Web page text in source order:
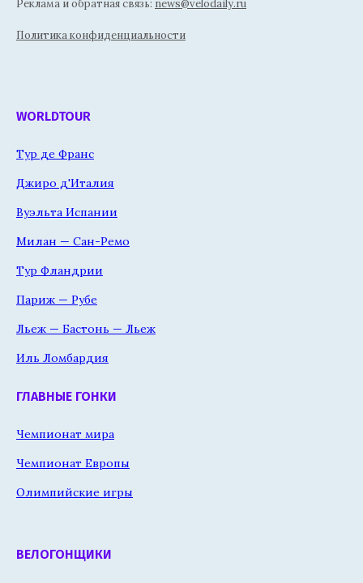
Реклама и обратная связь: news@velodaily.ru
Политика конфиденциальности
WORLDTOUR
Тур де Франс
Джиро д'Италия
Вуэльта Испании
Милан — Сан-Ремо
Тур Фландрии
Париж — Рубе
Льеж — Бастонь — Льеж
Иль Ломбардия
ГЛАВНЫЕ ГОНКИ
Чемпионат мира
Чемпионат Европы
Олимпийские игры
ВЕЛОГОНЩИКИ